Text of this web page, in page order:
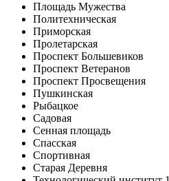
Площадь Мужества
Политехническая
Приморская
Пролетарская
Проспект Большевиков
Проспект Ветеранов
Проспект Просвещения
Пушкинская
Рыбацкое
Садовая
Сенная площадь
Спасская
Спортивная
Старая Деревня